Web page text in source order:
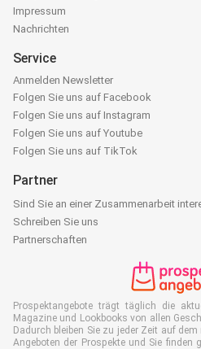
Impressum
Nachrichten
Service
Anmelden Newsletter
Folgen Sie uns auf Facebook
Folgen Sie uns auf Instagram
Folgen Sie uns auf Youtube
Folgen Sie uns auf TikTok
Partner
Sind Sie an einer Zusammenarbeit
Schreiben Sie uns
Partnerschaften
Prospektangebote trägt täglich die
Magazine und Lookbooks von allen
Dadurch bleiben Sie zu jeder Zeit auf
Angeboten der Prospekte und Sie finden